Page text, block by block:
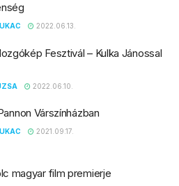
2022.06.13.
Fesztivál – Kulka Jánossal
2022.06.10.
Várszínházban
2021.09.17.
magyar film premierje